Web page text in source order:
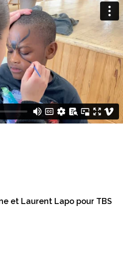
et Laurent Lapo pour TBS